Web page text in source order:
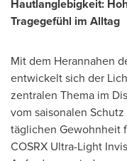
Hautlanglebigkeit:
Tragegefühl im Alltag
Mit dem Herannahen
entwickelt sich der
zentralen Thema im
vom saisonalen
täglichen Gewohnheit
COSRX Ultra-Light